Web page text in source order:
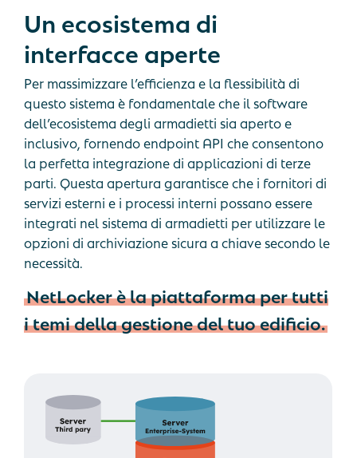
Un ecosistema di
interfacce aperte
Per massimizzare l’efficienza e la flessibilità di
questo sistema è fondamentale che il software
dell’ecosistema degli armadietti sia aperto e
inclusivo, fornendo endpoint API che consentono
la perfetta integrazione di applicazioni di terze
parti. Questa apertura garantisce che i fornitori di
servizi esterni e i processi interni possano essere
integrati nel sistema di armadietti per utilizzare le
opzioni di archiviazione sicura a chiave secondo le
necessità.
NetLocker è la piattaforma per tutti
i temi della gestione del tuo edificio.